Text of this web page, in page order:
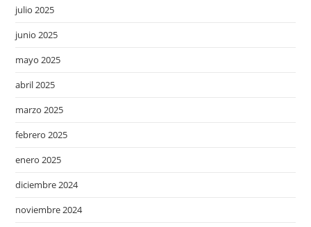
julio 2025
junio 2025
mayo 2025
abril 2025
marzo 2025
febrero 2025
enero 2025
diciembre 2024
noviembre 2024